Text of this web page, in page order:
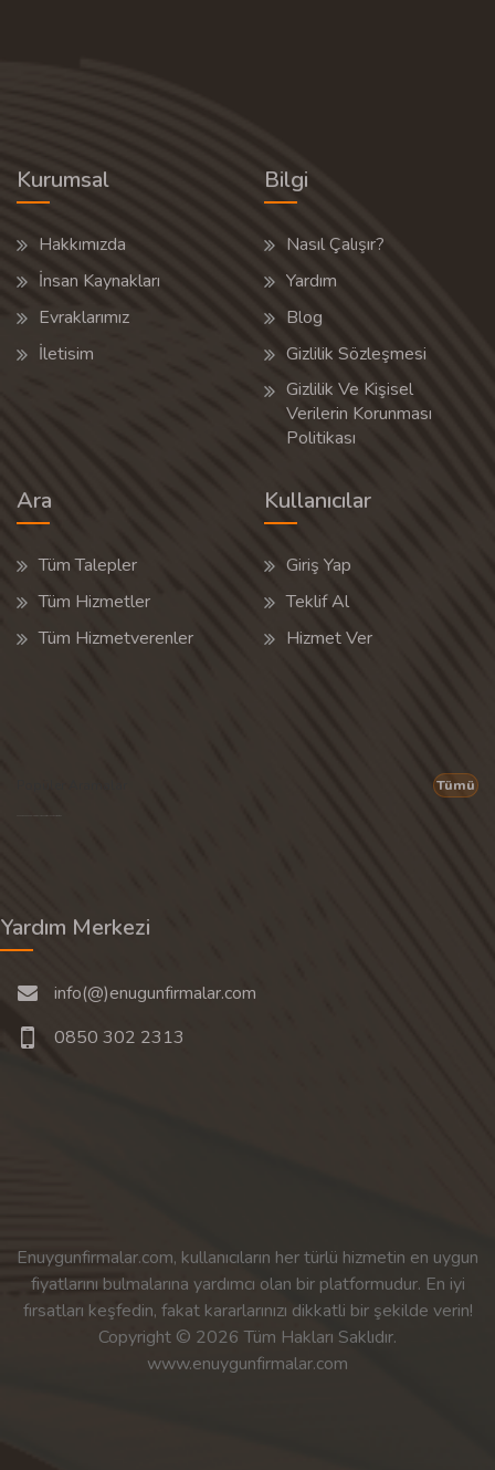
Kurumsal
Hakkımızda
İnsan Kaynakları
Evraklarımız
İletisim
Bilgi
Nasıl Çalışır?
Yardım
Blog
Gizlilik Sözleşmesi
Gizlilik Ve Kişisel
Verilerin Korunması
Politikası
Ara
Tüm Talepler
Tüm Hizmetler
Tüm Hizmetverenler
Kullanıcılar
Giriş Yap
Teklif Al
Hizmet Ver
Tümü
Yardım Merkezi
info(@)enugunfirmalar.com
0850 302 2313
Enuygunfirmalar.com, kullanıcıların her türlü hizmetin en uygun
fiyatlarını bulmalarına yardımcı olan bir platformudur. En iyi
fırsatları keşfedin, fakat kararlarınızı dikkatli bir şekilde verin!
Copyright © 2026 Tüm Hakları Saklıdır.
www.enuygunfirmalar.com